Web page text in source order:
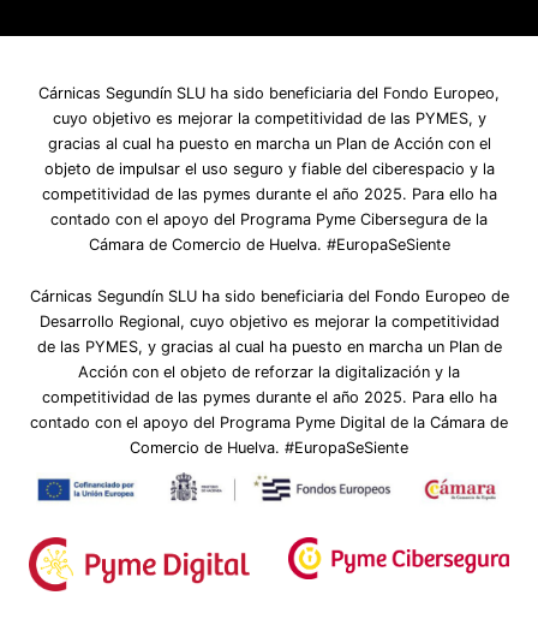
Cárnicas Segundín SLU ha sido beneficiaria del Fondo Europeo,
cuyo objetivo es mejorar la competitividad de las PYMES, y
gracias al cual ha puesto en marcha un Plan de Acción con el
objeto de impulsar el uso seguro y fiable del ciberespacio y la
competitividad de las pymes durante el año 2025. Para ello ha
contado con el apoyo del Programa Pyme Cibersegura de la
Cámara de Comercio de Huelva. #EuropaSeSiente
Cárnicas Segundín SLU ha sido beneficiaria del Fondo Europeo de
Desarrollo Regional, cuyo objetivo es mejorar la competitividad
de las PYMES, y gracias al cual ha puesto en marcha un Plan de
Acción con el objeto de reforzar la digitalización y la
competitividad de las pymes durante el año 2025. Para ello ha
contado con el apoyo del Programa Pyme Digital de la Cámara de
Comercio de Huelva. #EuropaSeSiente